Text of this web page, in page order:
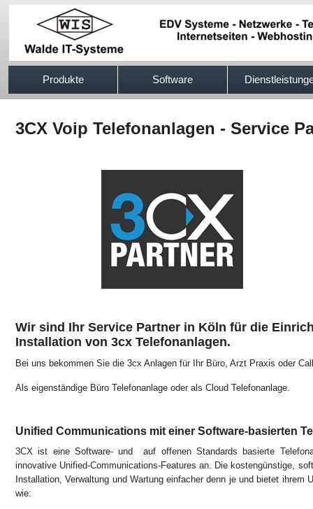
Produkte Software
3CX Voip Telefonanlagen - Service
Wir sind Ihr Service Partner in Köln für die
Installation von 3cx Telefonanlagen.
Bei uns bekommen Sie die 3cx Anlagen für Ihr Büro, Arzt Praxis oder
Als eigenständige Büro Telefonanlage oder als Cloud Telefonanlage.
Unified Communications mit einer Software-basierten
3CX ist eine Software- und auf offenen Standards basierte
innovative Unified-Communications-Features an. Die kostengünstige,
Installation, Verwaltung und Wartung einfacher denn je und bietet ihrem
wie: